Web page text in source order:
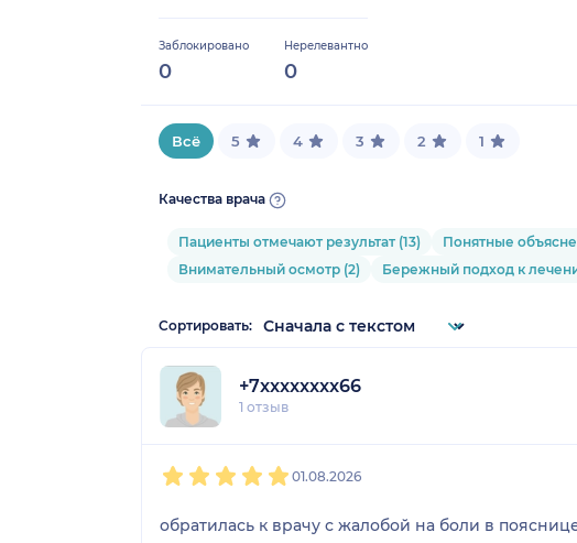
Заблокировано
0
Нерелевантно
0
Всё 5 4 3 2 1
Качества врача
Пациенты отмечают результат (13) Понятные
Внимательный осмотр (2)
Бережный подход к
Сортировать:
+7xxxxxxxx66
1 отзыв
01.08.2026
обратилась к врачу с жалобой на боли в